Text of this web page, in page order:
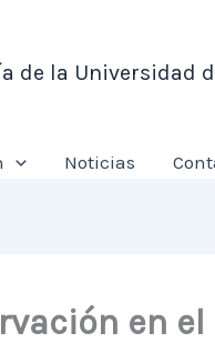
de la Universidad
Noticias
en